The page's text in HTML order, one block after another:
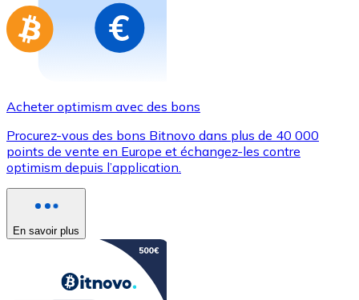
Acheter optimism avec des bons
Procurez-vous des bons Bitnovo dans plus de 40 000
points de vente en Europe et échangez-les contre
optimism depuis l’application.
En savoir plus